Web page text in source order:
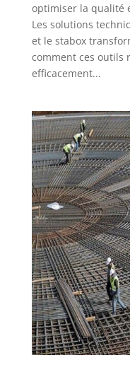
optimiser la qualité
Les solutions
et le stabox
comment ces outils
efficacement...